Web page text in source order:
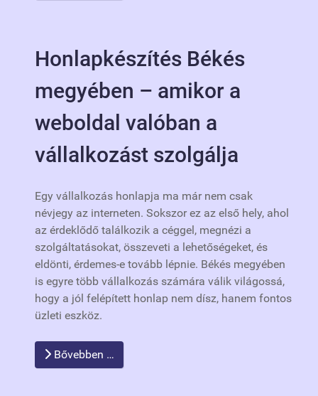
Honlapkészítés Békés
megyében – amikor a
weboldal valóban a
vállalkozást szolgálja
Egy vállalkozás honlapja ma már nem csak
névjegy az interneten. Sokszor ez az első hely, ahol
az érdeklődő találkozik a céggel, megnézi a
szolgáltatásokat, összeveti a lehetőségeket, és
eldönti, érdemes-e tovább lépnie. Békés megyében
is egyre több vállalkozás számára válik világossá,
hogy a jól felépített honlap nem dísz, hanem fontos
üzleti eszköz.
Bővebben …